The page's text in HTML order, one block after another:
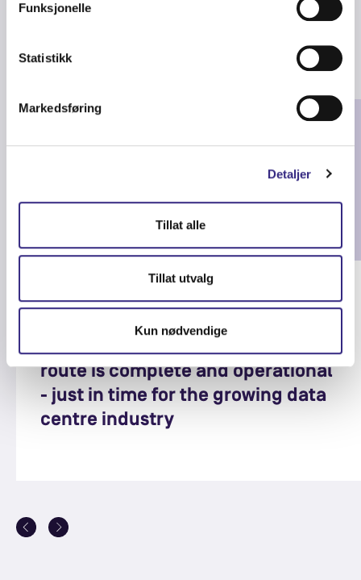
Funksjonelle
Statistikk
Markedsføring
Detaljer
Tillat alle
Tillat utvalg
Kun nødvendige
Blog posts
route is complete and operational
- just in time for the growing data
centre industry